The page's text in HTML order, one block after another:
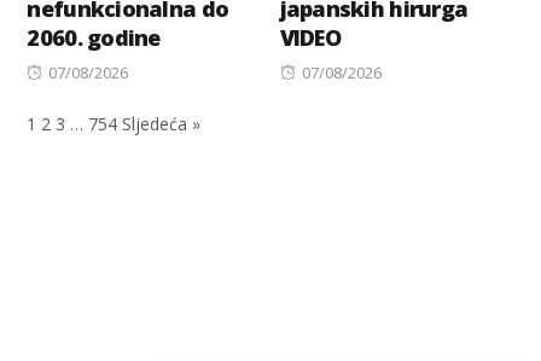
nefunkcionalna do
2060. godine
Posted
07/08/2026
japanskih hirurga
VIDEO
Posted
07/08/2026
1 2 3 … 754 Sljedeća »